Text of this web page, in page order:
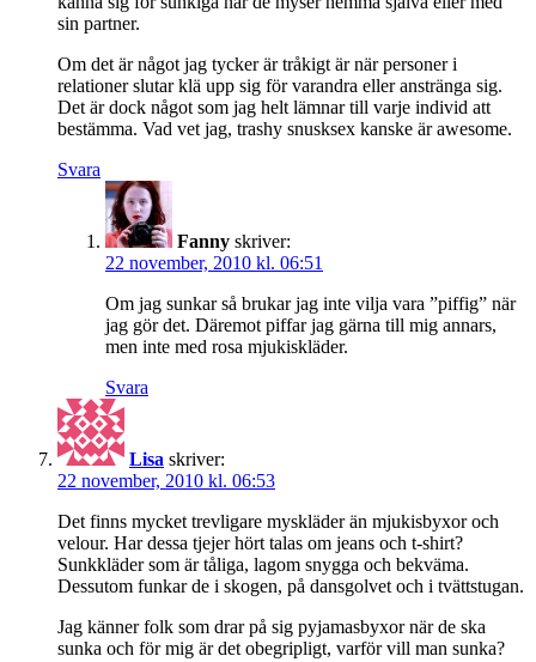
sin partner.
Om det är något jag tycker är tråkigt är när personer i
relationer slutar klä upp sig för varandra eller anstränga sig.
Det är dock något som jag helt lämnar till varje individ att
bestämma. Vad vet jag, trashy snusksex kanske är awesome.
Svara
Fanny skriver:
22 november, 2010 kl. 06:51
Om jag sunkar så brukar jag inte vilja vara ”piffig” när
jag gör det. Däremot piffar jag gärna till mig annars,
men inte med rosa mjukiskläder.
Svara
Lisa skriver:
22 november, 2010 kl. 06:53
Det finns mycket trevligare myskläder än mjukisbyxor och
velour. Har dessa tjejer hört talas om jeans och t-shirt?
Sunkkläder som är tåliga, lagom snygga och bekväma.
Dessutom funkar de i skogen, på dansgolvet och i tvättstugan.
Jag känner folk som drar på sig pyjamasbyxor när de ska
sunka och för mig är det obegripligt, varför vill man sunka?